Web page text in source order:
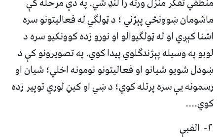
ماشومان ښوونځي پېژني ؛ د ټولګي له فعاليتونو سره
اشنا کېږي او له ټولګيوالو او نورو زده کوونکيو سره د
لوبو په وسيله پېژندګلوي پيدا کوي. په تصويرونو کې د
ښودل شويو شيانو او فعاليتونو نومونه اخلي؛ شيان او
رسمونه يې سره پرتله کوي؛ د ښي او کيڼ لوري توپير زده
کوي....
٢- الفبې